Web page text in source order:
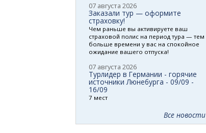
07 августа 2026
Заказали тур — оформите
страховку!
Чем раньше вы активируете ваш
страховой полис на период тура — тем
больше времени у вас на спокойное
ожидание вашего отпуска!
07 августа 2026
Турлидер в Германии - горячие
источники Люнебурга - 09/09 -
16/09
7 мест
Все новости